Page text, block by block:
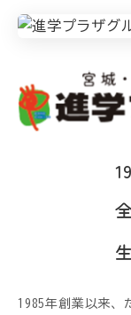
1985年創業以来、